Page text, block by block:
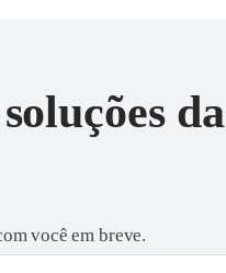
da
você em breve.